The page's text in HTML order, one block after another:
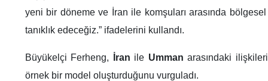
yeni bir döneme ve İran ile komşuları arasında
tanıklık edeceğiz.” ifadelerini kullandı.
Büyükelçi Ferheng, İran ile Umman arasındaki
örnek bir model oluşturduğunu vurguladı.